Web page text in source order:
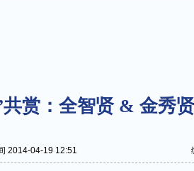
共赏：全智贤 & 金秀
2014-04-19 12:51